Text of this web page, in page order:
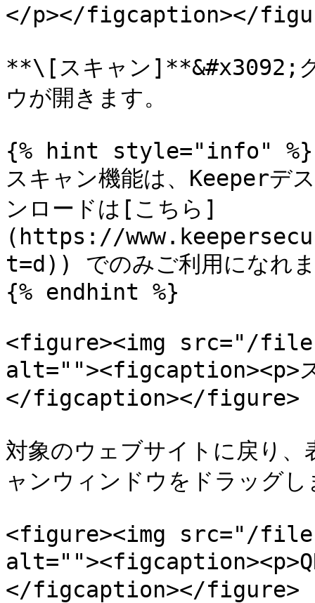
</p></figcaption></
**\[スキャン]**&#x3092;ク
ウが開きます。
{% hint style="info" %}
スキャン機能は、Keeperデ
ンロードは[こちら]
(https://
t=d)) でのみご利用になれ
{% endhint %}
<figure><img src="/files/
alt=""><figcaption><p>ス
</figcaption></figure>
対象のウェブサイトに戻り、
ャンウィンドウをドラッグし
<figure><img src="/
</figcaption></figure>